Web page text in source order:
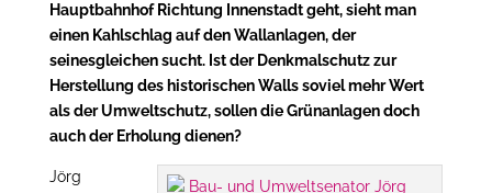
Hauptbahnhof Richtung Innenstadt geht, sieht man
einen Kahlschlag auf den Wallanlagen, der
seinesgleichen sucht. Ist der Denkmalschutz zur
Herstellung des historischen Walls soviel mehr Wert
als der Umweltschutz, sollen die Grünanlagen doch
auch der Erholung dienen?
Jörg